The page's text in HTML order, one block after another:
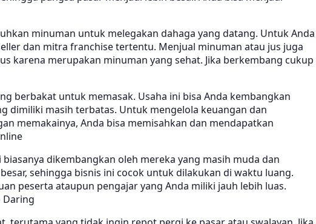
minuman untuk melegakan dahaga yang datang. Untuk Anda
dan mitra franchise tertentu. Menjual minuman atau jus juga
karena merupakan minuman yang sehat. Jika berkembang cukup
berbakat untuk memasak. Usaha ini bisa Anda kembangkan
dimiliki masih terbatas. Untuk mengelola keuangan dan
memakainya, Anda bisa memisahkan dan mendapatkan
dikembangkan oleh mereka yang masih muda dan
sehingga bisnis ini cocok untuk dilakukan di waktu luang.
peserta ataupun pengajar yang Anda miliki jauh lebih luas.
Daring